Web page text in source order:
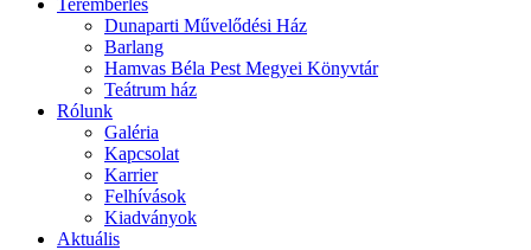
Terembérlés
Dunaparti Művelődési Ház
Barlang
Hamvas Béla Pest Megyei Könyvtár
Teátrum ház
Rólunk
Galéria
Kapcsolat
Karrier
Felhívások
Kiadványok
Aktuális